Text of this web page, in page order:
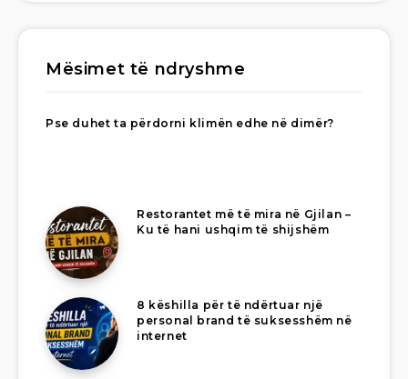
Mësimet të ndryshme
Pse duhet ta përdorni klimën edhe në dimër?
Restorantet më të mira në Gjilan –
Ku të hani ushqim të shijshëm
8 këshilla për të ndërtuar një
personal brand të suksesshëm në
internet